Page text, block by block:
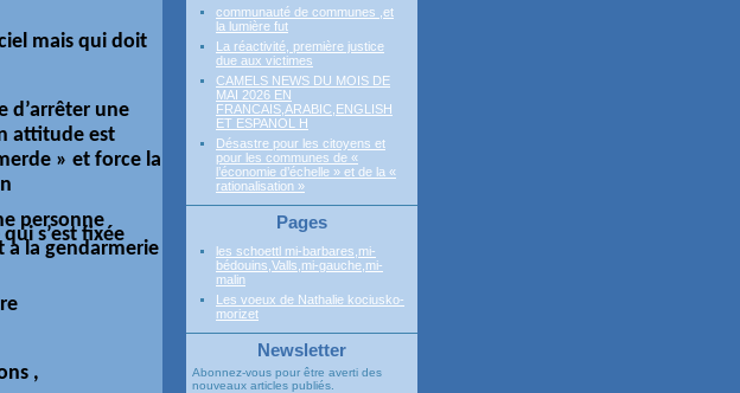
mais qui doit
d’arrêter une
attitude est
» et force la
personne
s’est fixée
a la gendarmerie
,
communauté de communes ,et
la lumière fut
La réactivité, première justice
due aux victimes
CAMELS NEWS DU MOIS DE
MAI 2026 EN
FRANCAIS,ARABIC,ENGLISH
ET ESPANOL H
Désastre pour les citoyens et
pour les communes de «
l’économie d’échelle » et de la «
rationalisation »
Pages
les schoettl mi-barbares,mi-
bédouins,Valls,mi-gauche,mi-
malin
Les voeux de Nathalie kociusko-
morizet
Newsletter
Abonnez-vous pour être averti des
nouveaux articles publiés.